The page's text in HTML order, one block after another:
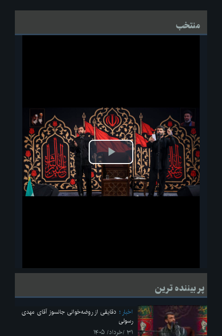
منتخب
پخش
ویدیو
لحظاتی از قرائت زیارت اربعین امام حسین(ع) در مراسم عزاداری هیئات
پر بیننده ترین
اخبار
دقایقی از روضه‌خوانی جانسوز آقای مهدی
رسولی
۳۱ /خرداد/ ۱۴۰۵